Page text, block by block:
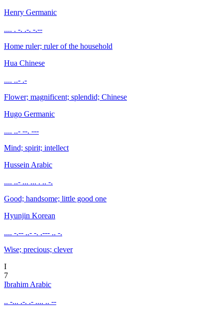
Henry Germanic
.... . -. .-. -.--
Home ruler; ruler of the household
Hua Chinese
.... ..- .-
Flower; magnificent; splendid; Chinese
Hugo Germanic
.... ..- --. ---
Mind; spirit; intellect
Hussein Arabic
.... ..- ... ... . .. -.
Good; handsome; little good one
Hyunjin Korean
.... -.-- ..- -. .--- .. -.
Wise; precious; clever
I
7
Ibrahim Arabic
.. -... .-. .- .... .. --